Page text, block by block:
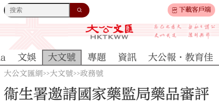
下載客戶端
文娛 大文號 專題 資訊 大公報·教育佳
大公文匯網>>大文號>>政務號
衞生署邀請國家藥監局藥品審評